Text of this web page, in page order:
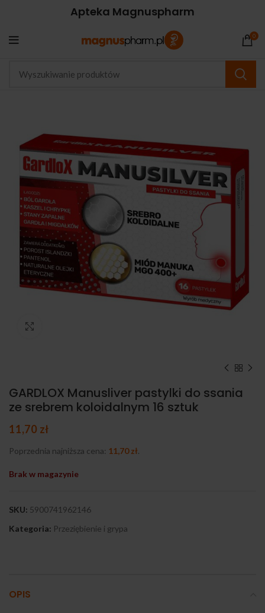
Apteka Magnuspharm
0
GARDLOX Manusliver pastylki do ssania
ze srebrem koloidalnym 16 sztuk
11,70 zł
Poprzednia najniższa cena: 11,70zł.
Brak w magazynie
SKU: 5900741962146
Kategoria: Przeziębienie i grypa
OPIS